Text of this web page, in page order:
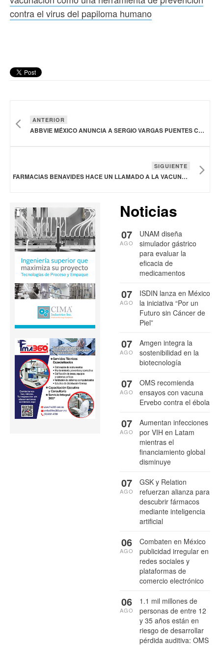
contra el virus del papiloma humano
ANTERIOR
ABBVIE MÉXICO ANUNCIA A SERGIO VARGAS PUENTES COMO SU NUEVO GERENTE GENERAL
SIGUIENTE
FARMACIAS BENAVIDES HACE UN LLAMADO A LA VACUNACIÓN COMO UNA HERRAMIENTA DE PREVENCIÓN CONTRA EL VIRUS DEL PAPILOMA HUMANO
Noticias
UNAM diseña
simulador gástrico
para evaluar la
eficacia de
medicamentos
07
AGO
ISDIN lanza en México
la iniciativa “Por un
Futuro sin Cáncer de
Piel”
07
AGO
Amgen integra la
sostenibilidad en la
biotecnología
07
AGO
OMS recomienda
ensayos con vacuna
Ervebo contra el ébola
07
AGO
Aumentan infecciones
por VIH en Latam
mientras el
financiamiento global
disminuye
07
AGO
GSK y Relation
refuerzan alianza para
descubrir fármacos
mediante inteligencia
artificial
07
AGO
Combaten en México
publicidad irregular en
redes sociales y
plataformas de
comercio electrónico
06
AGO
1.1 mil millones de
personas de entre 12
y 35 años están en
riesgo de desarrollar
pérdida auditiva: OMS
06
AGO